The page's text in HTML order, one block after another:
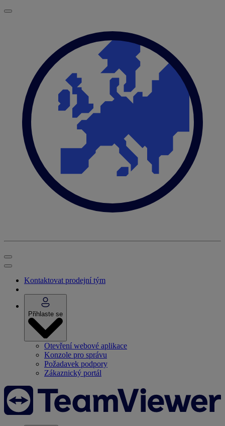
Kontaktovat prodejní tým
Přihlaste se
Otevření webové aplikace
Konzole pro správu
Požadavek podpory
Zákaznický portál